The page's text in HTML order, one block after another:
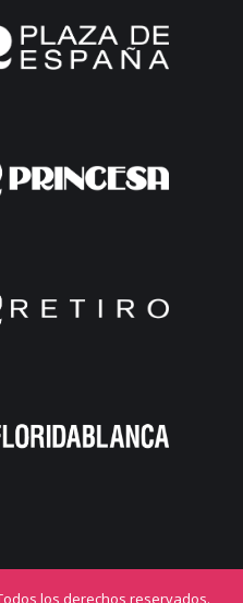
los derechos reservados.